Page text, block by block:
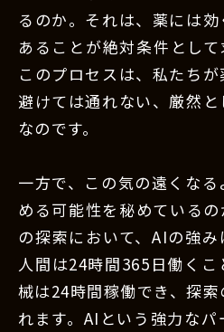
るのか。それは、薬には
あることが絶対条件として
このプロセスは、私たち
避けては通れない、厳然
なのです。
一方で、この気の遠くな
める可能性を秘めている
の探索において、AIの強
人間は24時間365日働く
械は24時間稼働でき、探
れます。AIという強力な